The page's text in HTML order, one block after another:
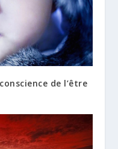
de l’être